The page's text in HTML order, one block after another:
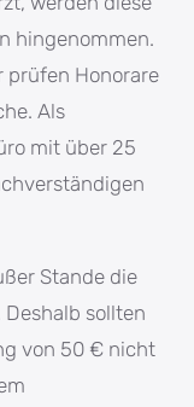
hingenommen.
prüfen Honorare
Als
mit über 25
Stande die
sollten
von 50 € nicht